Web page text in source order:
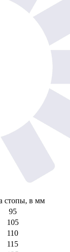
стопы, в мм
95
105
110
115